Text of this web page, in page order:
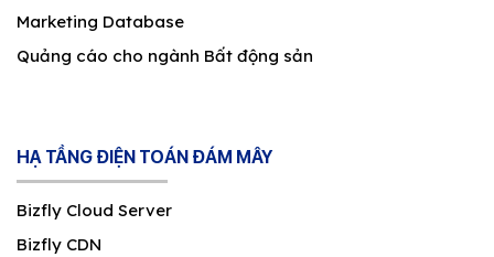
Marketing Database
Quảng cáo cho ngành Bất động sản
HẠ TẦNG ĐIỆN TOÁN ĐÁM MÂY
Bizfly Cloud Server
Bizfly CDN